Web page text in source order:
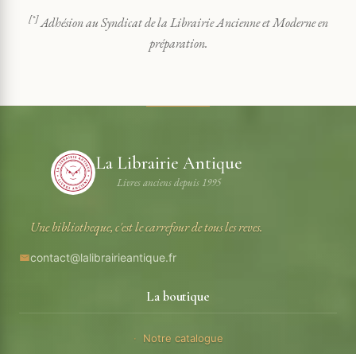
[*]Adhésion au Syndicat de la Librairie Ancienne et Moderne en
préparation.
La Librairie Antique
Livres anciens depuis 1995
Une bibliotheque, c'est le carrefour de tous les reves.
contact@lalibrairieantique.fr
La boutique
Notre catalogue